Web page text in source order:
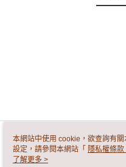
本網站中使用 cookie，欲查詢有
設定，請參閱本網站「 隱私權條款
使用 cookie。
了解更多 >